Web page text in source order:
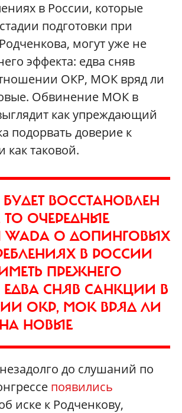
в России, которые
подготовки при
могут уже не
эффекта: едва сняв
ОКР, МОК вряд ли
Обвинение МОК в
как упреждающий
подорвать доверие к
как таковой.
ВОССТАНОВЛЕН
ТО ОЧЕРЕДНЫЕ
О ДОПИНГОВЫХ
В РОССИИ
ПРЕЖНЕГО
СНЯВ САНКЦИИ В
ОКР, МОК ВРЯД ЛИ
НОВЫЕ
до слушаний по
появились
иске к Родченкову,